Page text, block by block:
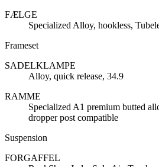
FÆLGE
Specialized Alloy, hookless,
Frameset
SADELKLAMPE
Alloy, quick release, 34.9
RAMME
Specialized A1 premium butted
dropper post compatible
Suspension
FORGAFFEL